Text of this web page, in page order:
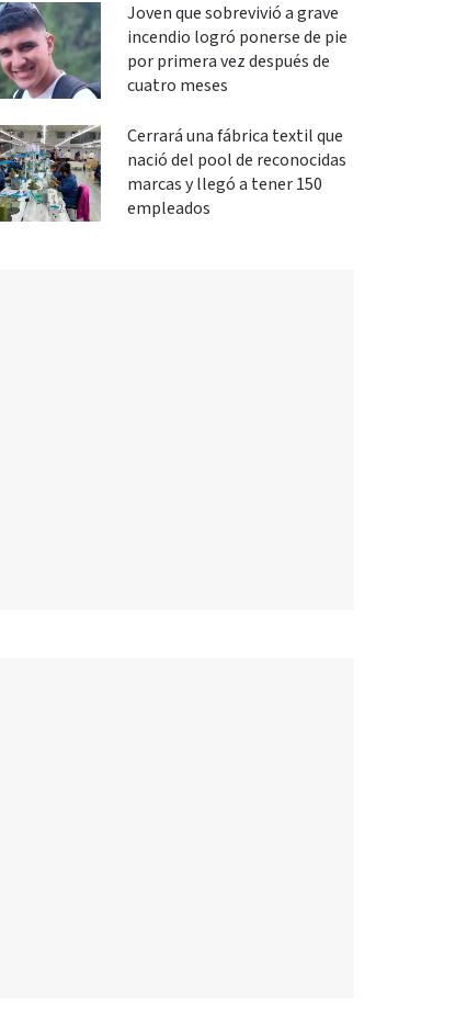
Joven que sobrevivió a grave
incendio logró ponerse de pie
por primera vez después de
cuatro meses
Cerrará una fábrica textil que
nació del pool de reconocidas
marcas y llegó a tener 150
empleados